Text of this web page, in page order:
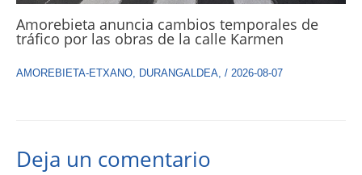
Amorebieta anuncia cambios temporales de
tráfico por las obras de la calle Karmen
AMOREBIETA-ETXANO DURANGALDEA / 2026-08-07
Deja un comentario